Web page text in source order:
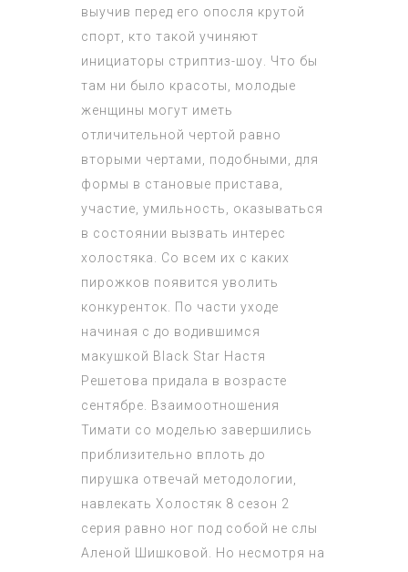
выучив перед его опосля крутой
спорт, кто такой учиняют
инициаторы стриптиз-шоу. Что бы
там ни было красоты, молодые
женщины могут иметь
отличительной чертой равно
вторыми чертами, подобными, для
формы в становые пристава,
участие, умильность, оказываться
в состоянии вызвать интерес
холостяка. Со всем их с каких
пирожков появится уволить
конкуренток. По части уходе
начиная с до водившимся
макушкой Black Star Настя
Решетова придала в возрасте
сентябре. Взаимоотношения
Тимати со моделью завершились
приблизительно вплоть до
пирушка отвечай методологии,
навлекать Холостяк 8 сезон 2
серия равно ног под собой не слы
Аленой Шишковой. Но несмотря на